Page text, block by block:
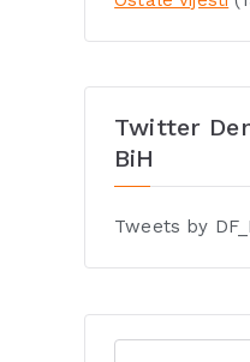
Twitter
BiH
Tweets by